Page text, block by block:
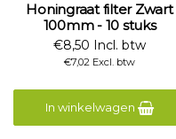
Honingraat filter Zwart
100mm - 10 stuks
€8,50 Incl. btw
€7,02 Excl. btw
In winkelwagen